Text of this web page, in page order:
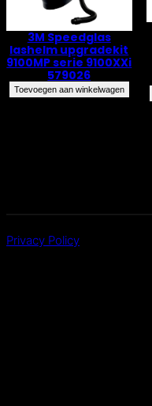
3M Speedglas
lashelm upgradekit
9100MP serie 9100XXi
579026
Toevoegen aan winkelwagen
Privacy Policy